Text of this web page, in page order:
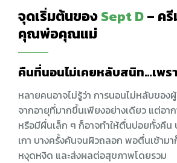
จุดเริ่มต้นของSept D– ค
คุณพ่อคุณแม่
คืนที่นอนไม่เคยหลับสนิท…เพร
หลายคนอาจไม่รู้ว่า การนอนไม่หลับของ
จากอายุที่มากขึ้นเพียงอย่างเดียว แต่อา
หรือมีผื่นเล็ก ๆ ก็อาจทำให้ตื่นบ่อยทั้งคืน
เกา บางครั้งคันจนผิวถลอก พอตื่นเช้าม
หงุดหงิด และส่งผลต่อสุขภาพโดยรวม